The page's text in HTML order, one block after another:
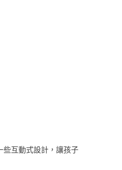
些互動式設計，讓孩子